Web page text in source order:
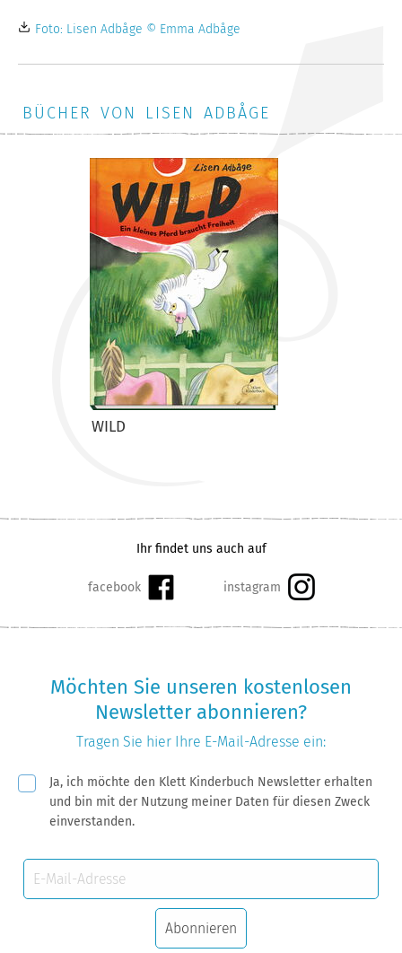
Foto: Lisen Adbåge © Emma Adbåge
BÜCHER VON LISEN ADBÅGE
WILD
Ihr findet uns auch auf
Möchten Sie unseren kostenlosen
Newsletter abonnieren?
Tragen Sie hier Ihre E-Mail-Adresse ein:
PflichtfeldJa, ich möchte den Klett Kinderbuch Newsletter erhalten
und bin mit der Nutzung meiner Daten für diesen Zweck
einverstanden.
E-
Mail-
Abonnieren